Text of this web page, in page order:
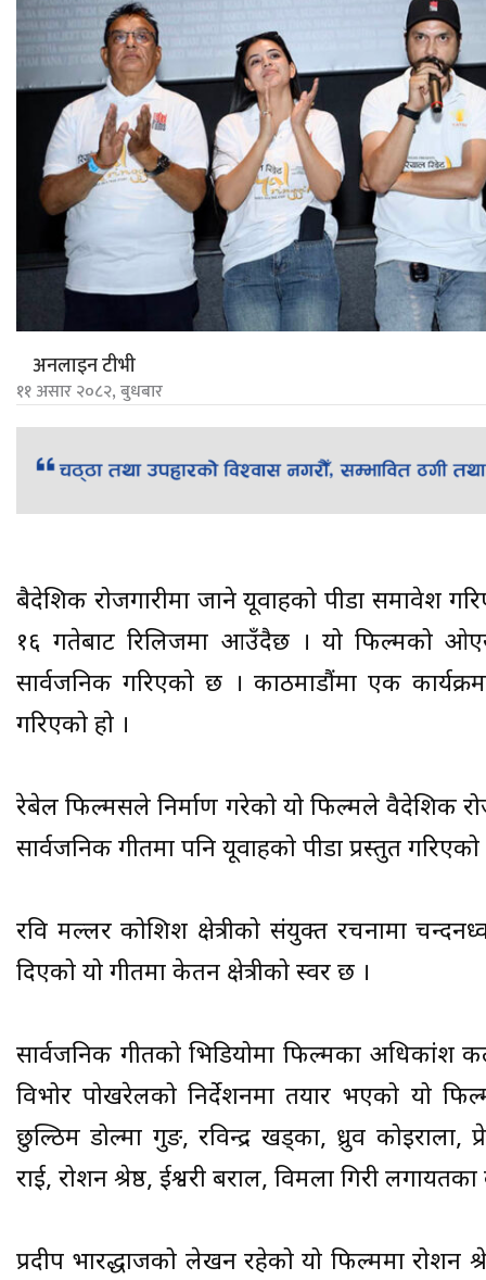
अनलाइन टीभी
११ असार २०८२, बुधबार
बैदेशिक रोजगारीमा जाने यूवाहरुको पीडा समावेश
१६ गतेबाट रिलिजमा आउँदैछ । यो फिल्मको
सार्वजनिक गरिएको छ । काठमाडौंमा एक
गरिएको हो ।
रेबेल फिल्मसले निर्माण गरेको यो फिल्मले वैदेशिक
सार्वजनिक गीतमा पनि यूवाहरुको पीडा प्रस्तुत
रवि मल्लर कोशिश क्षेत्रीको संयुक्त रचनामा
दिएको यो गीतमा केतन क्षेत्रीको स्वर छ ।
सार्वजनिक गीतको भिडियोमा फिल्मका अधिकांश
विभोर पोखरेलको निर्देशनमा तयार भएको यो
छुल्ठिम डोल्मा गुरुङ, रविन्द्र खड्का, ध्रुव कोइराला,
राई, रोशन श्रेष्ठ, ईश्वरी बराल, विमला गिरी
प्रदीप भारद्धाजको लेखन रहेको यो फिल्ममा रोशन